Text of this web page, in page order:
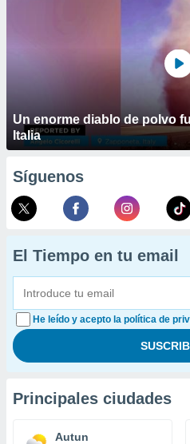
Un enorme diablo de polvo
Italia
Síguenos
El Tiempo en tu email
He leído y acepto la política de
Principales ciudades
Autun